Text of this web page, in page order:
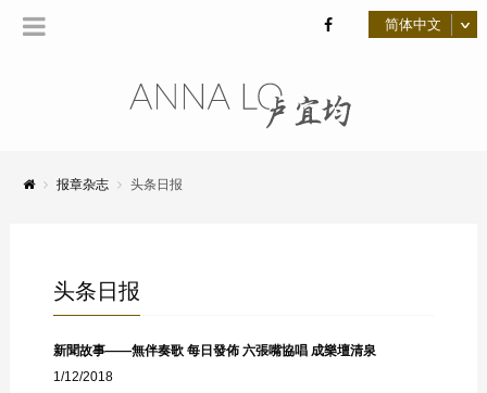
报章杂志 头条日报
头条日报
新聞故事——無伴奏歌 每日發佈 六張嘴協唱 成樂壇清泉
1/12/2018